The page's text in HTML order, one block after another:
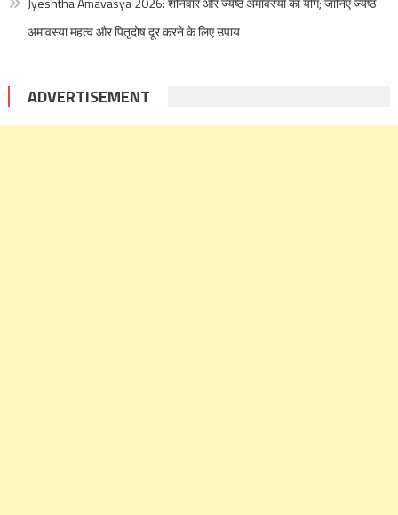
अमावस्या महत्व और पितृदोष दूर करने के लिए उपाय
ADVERTISEMENT